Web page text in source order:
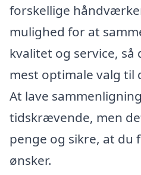
forskellige
mulighed for at
kvalitet og service, så
mest optimale valg til
At lave
tidskrævende, men
penge og sikre, at du
ønsker.